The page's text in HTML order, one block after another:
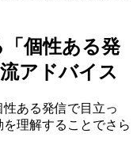
個性ある発
アドバイス
ある発信で目立っ
理解することでさら